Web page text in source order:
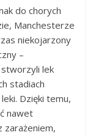
do chorych
Manchesterze
niekojarzony
–
lek
stadiach
Dzięki temu,
nawet